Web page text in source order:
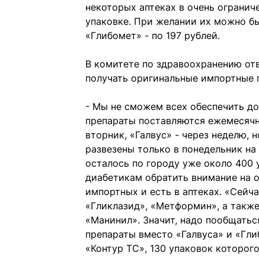
некоторых аптеках в очень
упаковке. При желании их можно
«Глибомет» - по 197 рублей.
В комитете по здравоохранению
получать оригинальные импортные
- Мы не сможем всех обеспечить
препараты поставляются
вторник, «Галвус» - через неделю,
развезены только в понедельник
осталось по городу уже около
диабетикам обратить внимание на
импортных и есть в аптеках.
«Гликлазид», «Метформин», а
«Манинил». Значит, надо
препараты вместо «Галвуса» и
«Контур ТС», 130 упаковок